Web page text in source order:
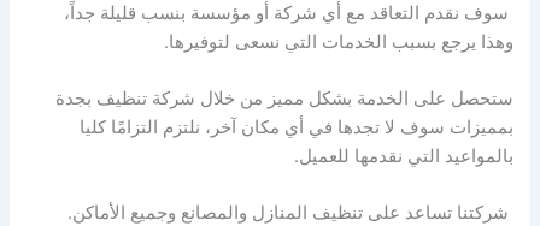
سوف نقدم التعاقد مع أي شركة أو مؤسسة بنسب قليلة جداً،
وهذا يرجع بسبب الخدمات التي نسعى لتوفيرها.
ستحصل على الخدمة بشكل مميز من خلال شركة تنظيف بجدة
بمميزات سوف لا تجدها في أي مكان آخر، نلتزم التزامًا كليا
بالمواعيد التي نقدمها للعميل.
شركتنا تساعد على تنظيف المنازل والمصانع وجميع الأماكن.